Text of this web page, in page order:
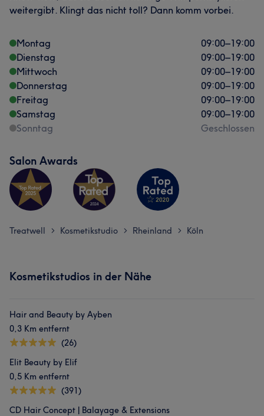
weitergibt. Klingt das nicht toll? Dann komm vorbei.
Montag 09:00–19:00
Dienstag
09:00–19:00
Mittwoch
09:00–19:00
Donnerstag
09:00–19:00
Freitag
09:00–19:00
Samstag
09:00–19:00
Sonntag
Geschlossen
Salon Awards
Treatwell > Kosmetikstudio > Rheinland > Köln
Kosmetikstudios in der Nähe
Hair and Beauty by Ayben
0,3 Km entfernt
(26)
Elit Beauty by Elif
0,5 Km entfernt
(391)
CD Hair Concept | Balayage & Extensions